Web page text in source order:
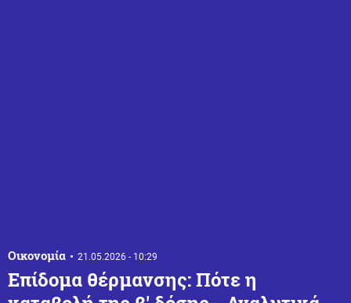
Οικονομία 21.05.2026 - 10:29
Επίδομα θέρμανσης: Πότε η